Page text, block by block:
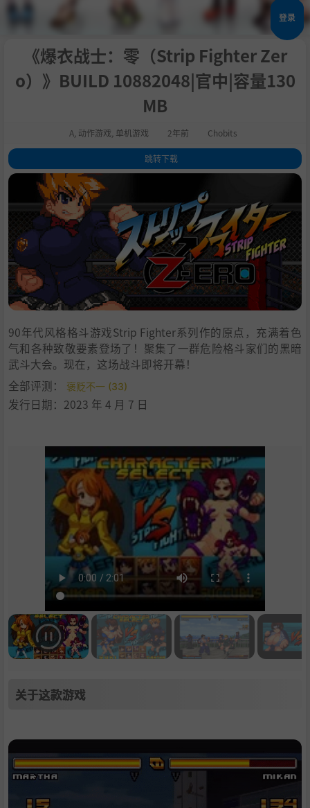
登录
《爆衣战士：零（Strip Fighter Zer
o）》BUILD 10882048|官中|容量130
MB
A, 动作游戏 单机游戏 2年前 Chobits
跳转下载
1.关于这款游戏
概要
角色
系统
5.游戏的特征
6
*如欲游玩本游戏必须安装DirectPlay。
7. 系统需求
8.支持作者
90年代风格格斗游戏Strip Fighter系列作的原点，充满着色
气和各种致敬要素登场了！聚集了一群危险格斗家们的黑暗
武斗大会。现在，这场战斗即将开幕！
全部评测：
褒贬不一 (33)
发行日期：2023 年 4 月 7 日
关于这款游戏